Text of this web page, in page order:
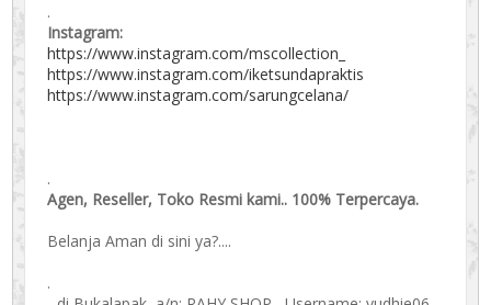
.
Instagram:
https://www.instagram.com/mscollection_
https://www.instagram.com/iketsundapraktis
https://www.instagram.com/sarungcelana/
.
Agen, Reseller, Toko Resmi kami.. 100% Terpercaya.
Belanja Aman di sini ya?....
.